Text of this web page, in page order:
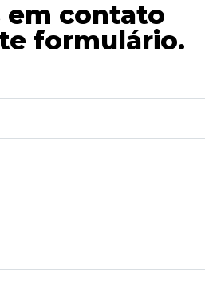
em contato
formulário.